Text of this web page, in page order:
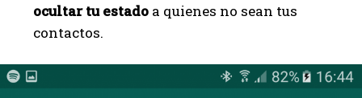
ocultar tu estado a quienes no sean tus
contactos.